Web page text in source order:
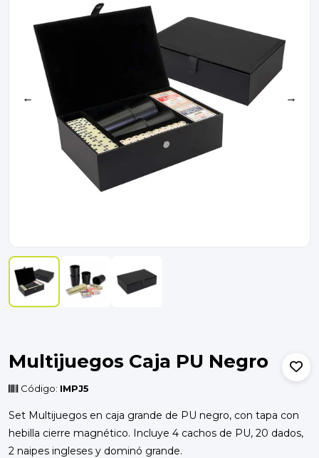
← →
Multijuegos Caja PU Negro
Código: IMPJ5
Set Multijuegos en caja grande de PU negro, con tapa con
hebilla cierre magnético. Incluye 4 cachos de PU, 20 dados,
2 naipes ingleses y dominó grande.